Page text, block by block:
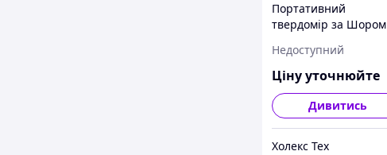
Портативний
твердомір за Шором
SHORE, AFFRI
Недоступний
Ціну уточнюйте
Дивитись
Холекс Тех